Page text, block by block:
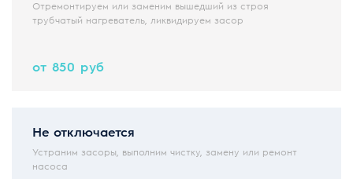
Отремонтируем или заменим вышедший из строя
трубчатый нагреватель, ликвидируем засор
от 850 руб
Не отключается
Устраним засоры, выполним чистку, замену или ремонт
насоса